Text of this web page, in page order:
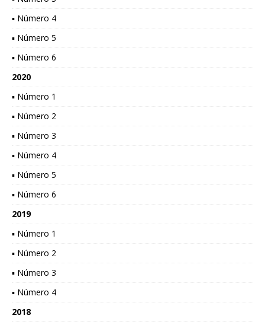
▪ Número 4
▪ Número 5
▪ Número 6
2020
▪ Número 1
▪ Número 2
▪ Número 3
▪ Número 4
▪ Número 5
▪ Número 6
2019
▪ Número 1
▪ Número 2
▪ Número 3
▪ Número 4
2018